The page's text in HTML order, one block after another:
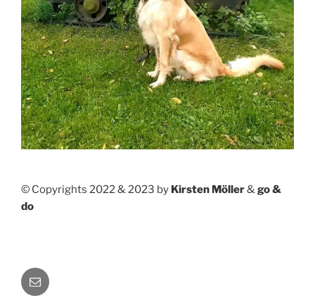
© Copyrights 2022 & 2023 by Kirsten Möller&go &
do
E-
Mail